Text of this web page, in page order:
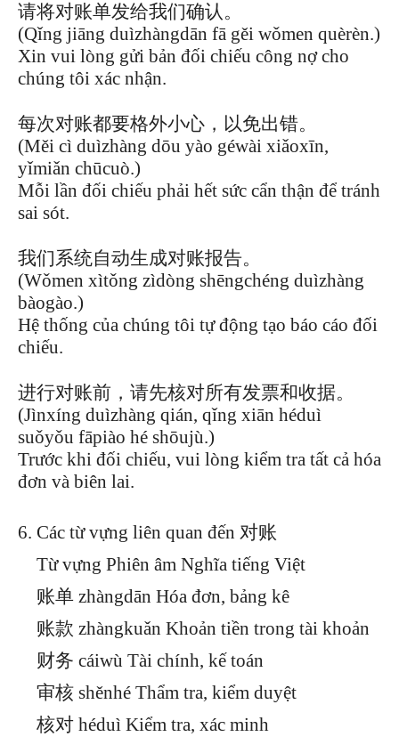
请将对账单发给我们确认。
(Qǐng jiāng duìzhàngdān fā gěi wǒmen quèrèn.)
Xin vui lòng gửi bản đối chiếu công nợ cho
chúng tôi xác nhận.
每次对账都要格外小心，以免出错。
(Měi cì duìzhàng dōu yào géwài xiǎoxīn,
yǐmiǎn chūcuò.)
Mỗi lần đối chiếu phải hết sức cẩn thận để tránh
sai sót.
我们系统自动生成对账报告。
(Wǒmen xìtǒng zìdòng shēngchéng duìzhàng
bàogào.)
Hệ thống của chúng tôi tự động tạo báo cáo đối
chiếu.
进行对账前，请先核对所有发票和收据。
(Jìnxíng duìzhàng qián, qǐng xiān héduì
suǒyǒu fāpiào hé shōujù.)
Trước khi đối chiếu, vui lòng kiểm tra tất cả hóa
đơn và biên lai.
Các từ vựng liên quan đến 对账
Từ vựng Phiên âm Nghĩa tiếng Việt
账单 zhàngdān Hóa đơn, bảng kê
账款 zhàngkuǎn Khoản tiền trong tài khoản
财务 cáiwù Tài chính, kế toán
审核 shěnhé Thẩm tra, kiểm duyệt
核对 héduì Kiểm tra, xác minh